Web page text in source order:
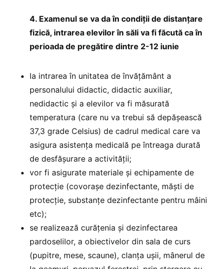
4. Examenul se va da în condiții de distanțare
fizică, intrarea elevilor în săli va fi făcută ca în
perioada de pregătire dintre 2-12 iunie
la intrarea în unitatea de învățământ a
personalului didactic, didactic auxiliar,
nedidactic și a elevilor va fi măsurată
temperatura (care nu va trebui să depășească
37,3 grade Celsius) de cadrul medical care va
asigura asistența medicală pe întreaga durată
de desfășurare a activității;
vor fi asigurate materiale și echipamente de
protecție (covorașe dezinfectante, măști de
protecție, substanțe dezinfectante pentru mâini
etc);
se realizează curățenia și dezinfectarea
pardoselilor, a obiectivelor din sala de curs
(pupitre, mese, scaune), clanța ușii, mânerul de